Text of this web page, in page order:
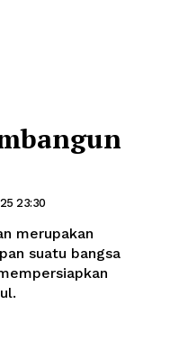
23:30
merupakan
suatu bangsa